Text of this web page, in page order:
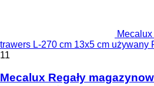
trawers L-270 cm 13x5 cm używany
11
Mecalux Regały